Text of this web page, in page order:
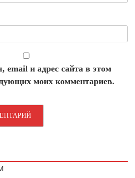
email и адрес сайта в этом
моих комментариев.